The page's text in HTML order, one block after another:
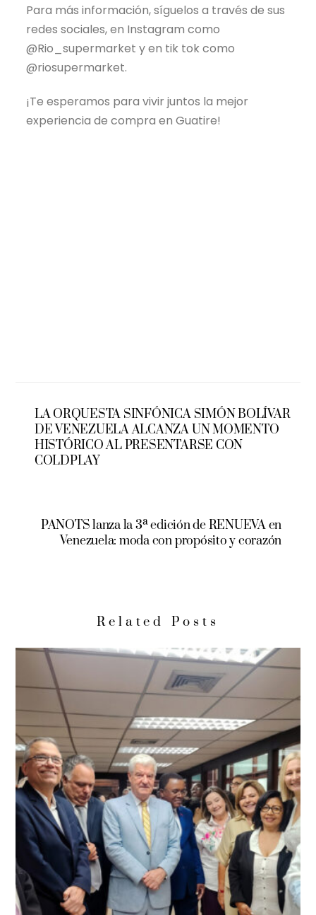
Para más información, síguelos a través de sus
redes sociales, en Instagram como
@Rio_supermarket y en tik tok como
@riosupermarket.
¡Te esperamos para vivir juntos la mejor
experiencia de compra en Guatire!
LA ORQUESTA SINFÓNICA SIMÓN BOLÍVAR
DE VENEZUELA ALCANZA UN MOMENTO
HISTÓRICO AL PRESENTARSE CON
COLDPLAY
PANOTS lanza la 3ª edición de RENUEVA en
Venezuela: moda con propósito y corazón
Related Posts